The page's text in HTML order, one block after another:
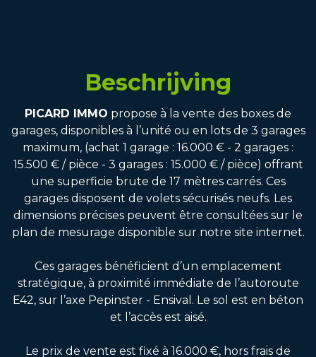
Beschrijving
PICARD IMMO propose à la vente des boxes de
garages, disponibles à l’unité ou en lots de 3 garages
maximum, (achat 1 garage : 16.000 € - 2 garages :
15.500 € / pièce - 3 garages : 15.000 € / pièce) offrant
une superficie brute de 17 mètres carrés. Ces
garages disposent de volets sécurisés neufs. Les
dimensions précises peuvent être consultées sur le
plan de mesurage disponible sur notre site internet.
Ces garages bénéficient d’un emplacement
stratégique, à proximité immédiate de l’autoroute
E42, sur l’axe Pepinster - Ensival. Le sol est en béton
et l’accès est aisé.
Le prix de vente est fixé à 16.000 €, hors frais de